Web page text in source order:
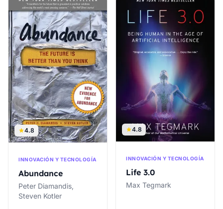
4.8
INNOVACIÓN Y TECNOLOGÍA
Abundance
Peter Diamandis,
Steven Kotler
4.8
INNOVACIÓN Y TECNOLOGÍA
Life 3.0
Max Tegmark